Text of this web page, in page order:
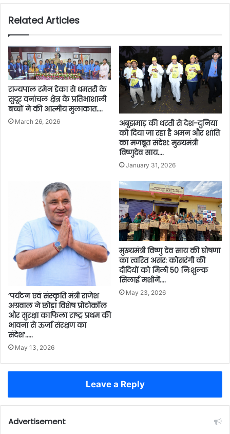
Related Articles
राज्यपाल रमेन डेका से धमतरी के
सुदूर वनांचल क्षेत्र के प्रतिभाशाली
बच्चों ने की आत्मीय मुलाकात….
March 26, 2026
अबूझमाड़ की धरती से देश-दुनिया
को दिया जा रहा है अमन और शांति
का मजबूत संदेश: मुख्यमंत्री
विष्णुदेव साय….
January 31, 2026
’पर्यटन एवं संस्कृति मंत्री राजेश
अग्रवाल ने छोड़ा विशेष प्रोटोकॉल
और सुरक्षा काफिला राष्ट्र प्रथम की
भावना से ऊर्जा संरक्षण का
संदेश’…..
May 13, 2026
मुख्यमंत्री विष्णु देव साय की घोषणा
का त्वरित असर: कोसरंगी की
दीदियों को मिली 50 निःशुल्क
सिलाई मशीनें….
May 23, 2026
Leave a Reply
Advertisement